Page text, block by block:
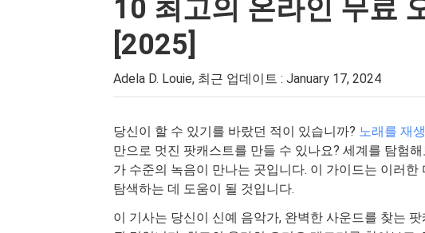
10 최고의 온라인 무료
[2025]
Adela D. Louie, 최근 업데이트 : January 17, 2024
당신이 할 수 있기를 바랐던 적이 있습니까? 노래를 재
만으로 멋진 팟캐스트를 만들 수 있나요? 세계를 탐험
가 수준의 녹음이 만나는 곳입니다. 이 가이드는 이러
탐색하는 데 도움이 될 것입니다.
이 기사는 당신이 신예 음악가, 완벽한 사운드를 찾는